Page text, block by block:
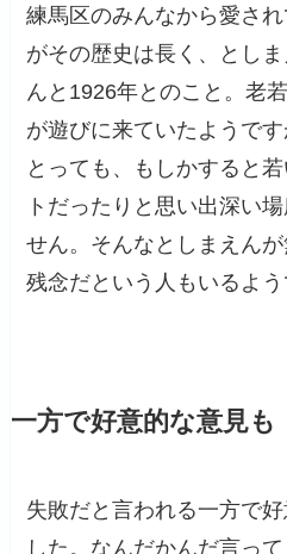
練馬区のみんなから愛さ
がその歴史は長く、とし
んと1926年とのこと。老
が遊びに来ていたようで
とっても、もしかすると
トだったりと思い出深い
せん。そんなとしまえん
残念だという人もいるよう
一方で好意的な意見も
失敗だと言われる一方で
した。なんだかんだ言っ